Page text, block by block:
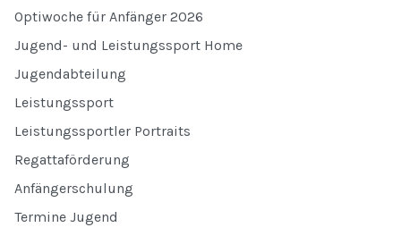
Optiwoche für Anfänger 2026
Jugend- und Leistungssport Home
Jugendabteilung
Leistungssport
Leistungssportler Portraits
Regattaförderung
Anfängerschulung
Termine Jugend